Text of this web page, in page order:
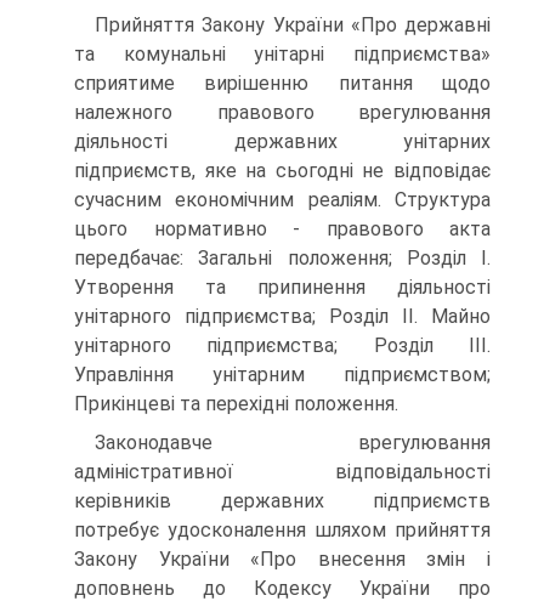
Прийняття Закону України «Про державні
та комунальні унітарні підприємства»
сприятиме вирішенню питання щодо
належного правового врегулювання
діяльності державних унітарних
підприємств, яке на сьогодні не відповідає
сучасним економічним реаліям. Структура
цього нормативно - правового акта
передбачає: Загальні положення; Розділ І.
Утворення та припинення діяльності
унітарного підприємства; Розділ ІІ. Майно
унітарного підприємства; Розділ ІІІ.
Управління унітарним підприємством;
Прикінцеві та перехідні положення.
Законодавче врегулювання
адміністративної відповідальності
керівників державних підприємств
потребує удосконалення шляхом прийняття
Закону України «Про внесення змін і
доповнень до Кодексу України про